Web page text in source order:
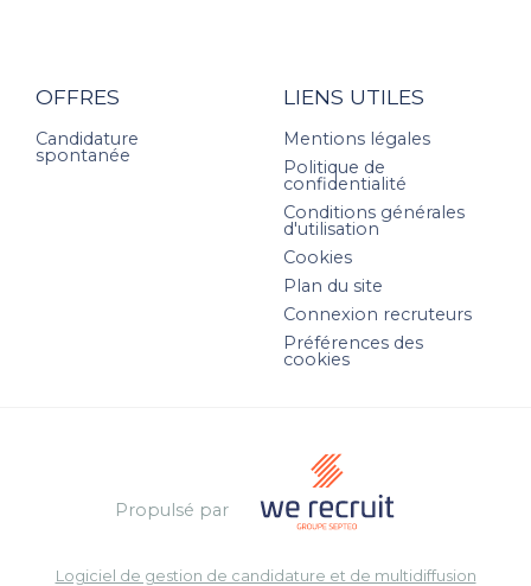
OFFRES
Candidature
spontanée
LIENS UTILES
Mentions légales
Politique de
confidentialité
Conditions générales
d'utilisation
Cookies
Plan du site
Connexion recruteurs
Préférences des
cookies
Propulsé par
Logiciel de gestion de candidature et de multidiffusion